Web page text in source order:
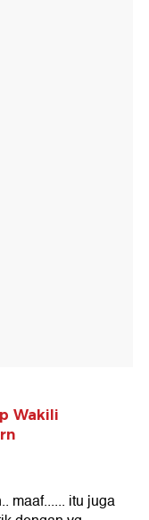
Wakili
maaf...... itu juga